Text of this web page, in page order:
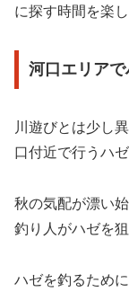
に探す時間を楽
河口エリア
川遊びとは少し
口付近で行うハ
秋の気配が漂い
釣り人がハゼを
ハゼを釣るため